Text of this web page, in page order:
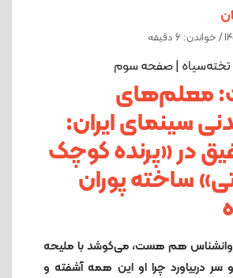
تخته‌سیاه | صفحه سوم
معلم‌های
سینمای ایران:
در «پرنده کوچک
ساخته پوران
هم هست، می‌کوشد با ملیحه
و سر دربیاورد چرا او این‌ همه آشفته و